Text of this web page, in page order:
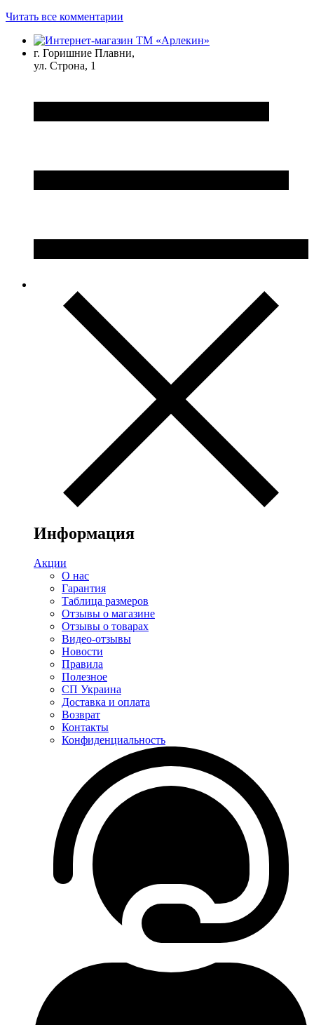
Читать все комментарии
г. Горишние Плавни,
ул. Строна, 1
Информация
Акции
О нас
Гарантия
Таблица размеров
Отзывы о магазине
Отзывы о товарах
Видео-отзывы
Новости
Правила
Полезное
СП Украина
Доставка и оплата
Возврат
Контакты
Конфиденциальность